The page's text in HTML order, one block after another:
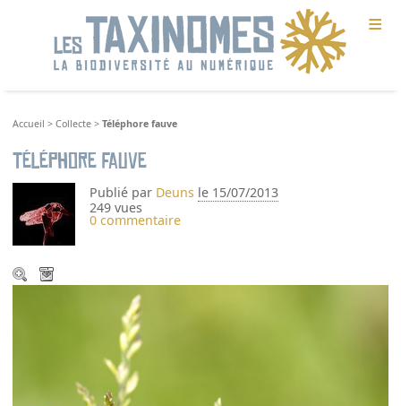
≡
Accueil >Collecte >Téléphore fauve
Téléphore fauve
Publié par Deuns le 15/07/2013
249 vues
0 commentaire